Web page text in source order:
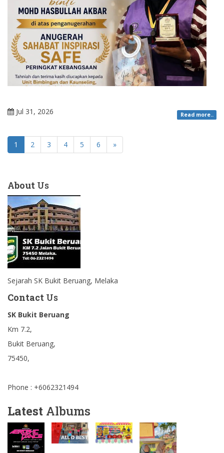
Read more..
Jul 31, 2026
1 2 3 4 5 6 »
About Us
Sejarah SK Bukit Beruang, Melaka
Contact Us
SK Bukit Beruang
Km 7.2,
Bukit Beruang,
75450,
Phone : +6062321494
Latest Albums